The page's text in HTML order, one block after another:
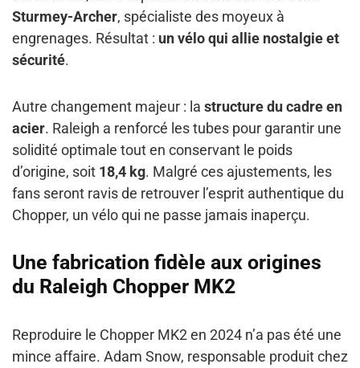
Sturmey-Archer, spécialiste des moyeux à
engrenages. Résultat : un vélo qui allie nostalgie et
sécurité.
Autre changement majeur : la structure du cadre en
acier. Raleigh a renforcé les tubes pour garantir une
solidité optimale tout en conservant le poids
d’origine, soit 18,4 kg. Malgré ces ajustements, les
fans seront ravis de retrouver l’esprit authentique du
Chopper, un vélo qui ne passe jamais inaperçu.
Une fabrication fidèle aux origines
du Raleigh Chopper MK2
Reproduire le Chopper MK2 en 2024 n’a pas été une
mince affaire. Adam Snow, responsable produit chez